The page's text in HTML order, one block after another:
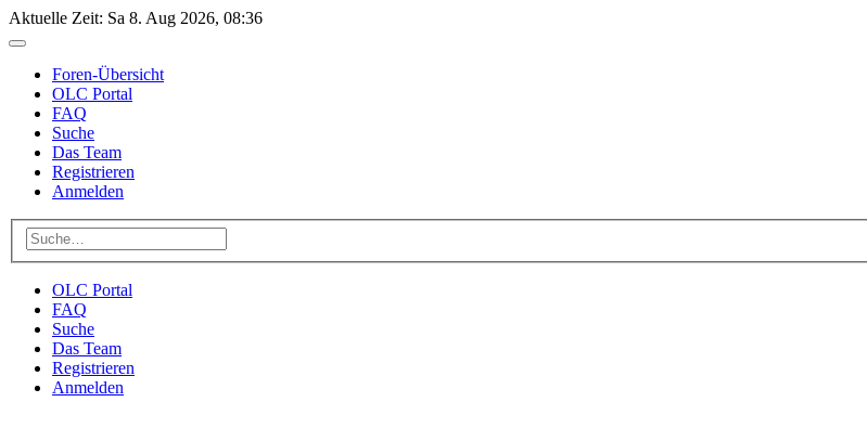
Aktuelle Zeit: Sa 8. Aug 2026, 08:36
Foren-Übersicht
OLC Portal
FAQ
Suche
Das Team
Registrieren
Anmelden
OLC Portal
FAQ
Suche
Das Team
Registrieren
Anmelden